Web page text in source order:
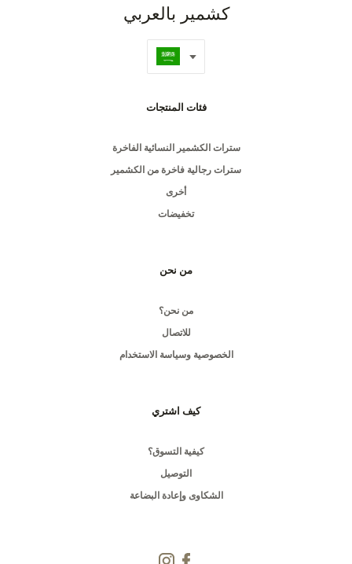
كشمير بالعربي
فئات المنتجات
سترات الكشمير النسائية الفاخرة
سترات رجالية فاخرة من الكشمير
أخرى
تخفيضات
من نحن
من نحن؟
للاتصال
الخصوصية وسياسة الاستخدام
كيف اشتري
كيفية التسوق؟
التوصيل
الشكاوى وإعادة البضاعة